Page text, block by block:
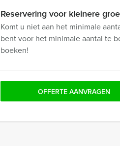
Reservering voor kleinere
Komt u niet aan het minimale
bent voor het minimale aantal te
boeken!
OFFERTE AANVRAGEN